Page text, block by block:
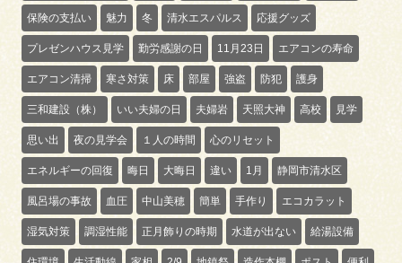
保険の支払い 魅力 冬 清水エスパルス 応援グッズ
プレゼンハウス見学 勤労感謝の日 11月23日 エアコンの寿命
エアコン清掃 寒さ対策 床 部屋 強盗 防犯 護身
三和建設（株） いい夫婦の日 夫婦岩 天照大神 高校 見学
思い出 夜の見学会 １人の時間 心のリセット
エネルギーの回復 晦日 大晦日 違い 1月 静岡市清水区
風呂場の事故 血圧 中山美穂 簡単 手作り エコカラット
湿気対策 調湿性能 正月飾りの時期 水道が出ない 給湯設備